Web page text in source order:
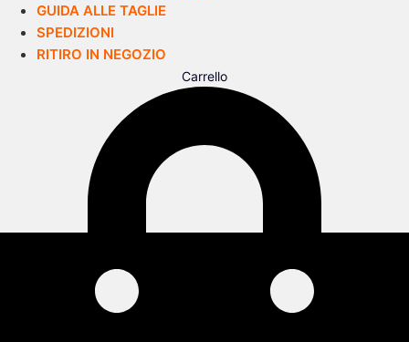
GUIDA ALLE TAGLIE
SPEDIZIONI
RITIRO IN NEGOZIO
Carrello